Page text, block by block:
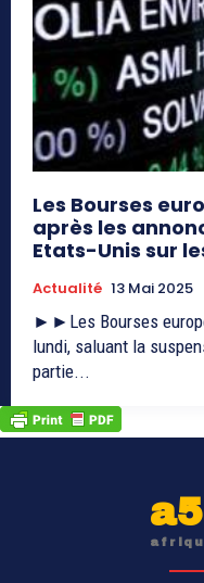
Les Bourses
après les
Etats-Unis sur
Actualité 13 Mai 2025
►►Les Bourses
lundi, saluant la
partie...